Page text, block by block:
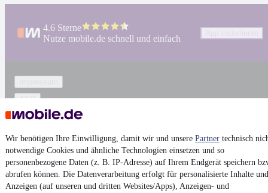
Wir benötigen Ihre Einwilligung, damit wir und unsere Partner technisch
notwendige Cookies und ähnliche Technologien einsetzen und so
personenbezogene Daten (z. B. IP-Adresse) auf Ihrem Endgerät speichern
abrufen können. Die Datenverarbeitung erfolgt für personalisierte Inhalte und
Anzeigen (auf unseren und dritten Websites/Apps), Anzeigen- und
4.6 Sterne
Nutze mobile.de schnell und einfach
AGB
Vertrag widerrufen
Datenschutz
Datenschutzeinstellungen
Erklärung zur Barrierefreiheit
Report Security Vulnerability (English)